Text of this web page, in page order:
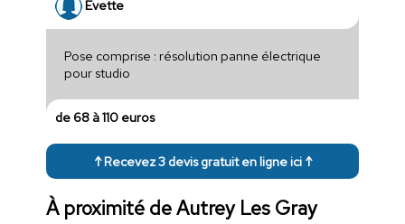
Evette
Pose comprise : résolution panne électrique
pour studio
de 68 à 110 euros
↑ Recevez 3 devis gratuit en ligne ici ↑
À proximité de Autrey Les Gray